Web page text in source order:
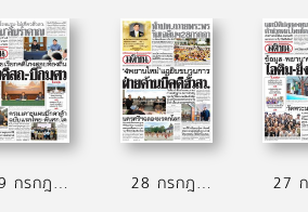
29 กรกฎาคม 2569 28 กรกฎาคม 2569